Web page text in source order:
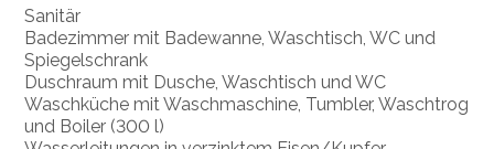
Sanitär
Badezimmer mit Badewanne, Waschtisch, WC und
Spiegelschrank
Duschraum mit Dusche, Waschtisch und WC
Waschküche mit Waschmaschine, Tumbler, Waschtrog
und Boiler (300 l)